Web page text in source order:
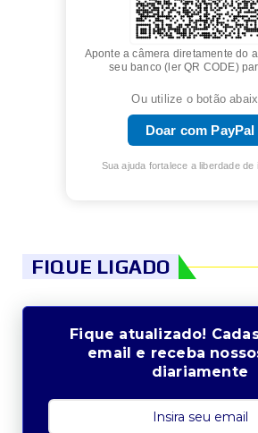
Aponte a câmera diretamente do
seu banco (ler QR CODE)
Ou utilize o botão
Doar com PayPal
Sua ajuda fortalece a liberdade de
FIQUE LIGADO
Fique atualizado!
email e receba
diariamente